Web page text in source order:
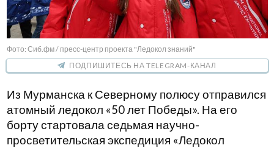
Фото: Сиб.фм / пресс-центр проекта "Ледокол знаний"
ПОДПИШИТЕСЬ НА TELEGRAM-КАНАЛ
Из Мурманска к Северному полюсу отправился
атомный ледокол «50 лет Победы». На его
борту стартовала седьмая научно-
просветительская экспедиция «Ледокол